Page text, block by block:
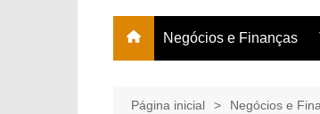
Negócios e Finanças
Página inicial Negócios e